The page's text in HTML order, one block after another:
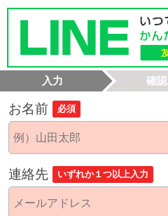
入力 確認
お名前 必須
連絡先 いずれか１つ以上入力